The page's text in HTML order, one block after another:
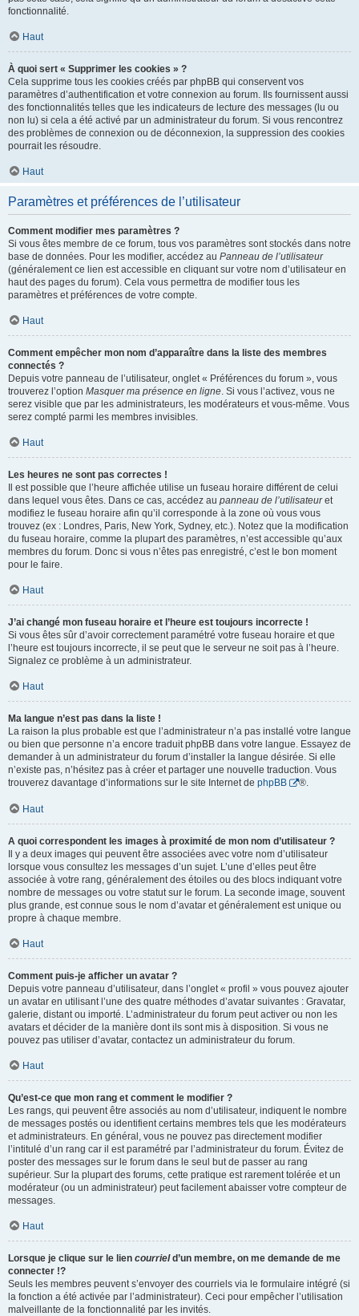
fonctionnalité.
Haut
À quoi sert « Supprimer les cookies » ?
Cela supprime tous les cookies créés par phpBB qui conservent vos
paramètres d’authentification et votre connexion au forum. Ils fournissent aussi
des fonctionnalités telles que les indicateurs de lecture des messages (lu ou
non lu) si cela a été activé par un administrateur du forum. Si vous rencontrez
des problèmes de connexion ou de déconnexion, la suppression des cookies
pourrait les résoudre.
Haut
Paramètres et préférences de l’utilisateur
Comment modifier mes paramètres ?
Si vous êtes membre de ce forum, tous vos paramètres sont stockés dans notre
base de données. Pour les modifier, accédez au Panneau de l’utilisateur
(généralement ce lien est accessible en cliquant sur votre nom d’utilisateur en
haut des pages du forum). Cela vous permettra de modifier tous les
paramètres et préférences de votre compte.
Haut
Comment empêcher mon nom d’apparaître dans la liste des membres
connectés ?
Depuis votre panneau de l’utilisateur, onglet « Préférences du forum », vous
trouverez l’option Masquer ma présence en ligne. Si vous l’activez, vous ne
serez visible que par les administrateurs, les modérateurs et vous-même. Vous
serez compté parmi les membres invisibles.
Haut
Les heures ne sont pas correctes !
Il est possible que l’heure affichée utilise un fuseau horaire différent de celui
dans lequel vous êtes. Dans ce cas, accédez au panneau de l’utilisateuret
modifiez le fuseau horaire afin qu’il corresponde à la zone où vous vous
trouvez (ex : Londres, Paris, New York, Sydney, etc.). Notez que la modification
du fuseau horaire, comme la plupart des paramètres, n’est accessible qu’aux
membres du forum. Donc si vous n’êtes pas enregistré, c’est le bon moment
pour le faire.
Haut
J’ai changé mon fuseau horaire et l’heure est toujours incorrecte !
Si vous êtes sûr d’avoir correctement paramétré votre fuseau horaire et que
l’heure est toujours incorrecte, il se peut que le serveur ne soit pas à l’heure.
Signalez ce problème à un administrateur.
Haut
Ma langue n’est pas dans la liste !
La raison la plus probable est que l’administrateur n’a pas installé votre langue
ou bien que personne n’a encore traduit phpBB dans votre langue. Essayez de
demander à un administrateur du forum d’installer la langue désirée. Si elle
n’existe pas, n’hésitez pas à créer et partager une nouvelle traduction. Vous
trouverez davantage d’informations sur le site Internet de phpBB ®.
Haut
A quoi correspondent les images à proximité de mon nom d’utilisateur ?
Il y a deux images qui peuvent être associées avec votre nom d’utilisateur
lorsque vous consultez les messages d’un sujet. L’une d’elles peut être
associée à votre rang, généralement des étoiles ou des blocs indiquant votre
nombre de messages ou votre statut sur le forum. La seconde image, souvent
plus grande, est connue sous le nom d’avatar et généralement est unique ou
propre à chaque membre.
Haut
Comment puis-je afficher un avatar ?
Depuis votre panneau d’utilisateur, dans l’onglet « profil » vous pouvez ajouter
un avatar en utilisant l’une des quatre méthodes d’avatar suivantes : Gravatar,
galerie, distant ou importé. L’administrateur du forum peut activer ou non les
avatars et décider de la manière dont ils sont mis à disposition. Si vous ne
pouvez pas utiliser d’avatar, contactez un administrateur du forum.
Haut
Qu’est-ce que mon rang et comment le modifier ?
Les rangs, qui peuvent être associés au nom d’utilisateur, indiquent le nombre
de messages postés ou identifient certains membres tels que les modérateurs
et administrateurs. En général, vous ne pouvez pas directement modifier
l’intitulé d’un rang car il est paramétré par l’administrateur du forum. Évitez de
poster des messages sur le forum dans le seul but de passer au rang
supérieur. Sur la plupart des forums, cette pratique est rarement tolérée et un
modérateur (ou un administrateur) peut facilement abaisser votre compteur de
messages.
Haut
Lorsque je clique sur le lien courrield’un membre, on me demande de me
connecter !?
Seuls les membres peuvent s’envoyer des courriels via le formulaire intégré (si
la fonction a été activée par l’administrateur). Ceci pour empêcher l’utilisation
malveillante de la fonctionnalité par les invités.